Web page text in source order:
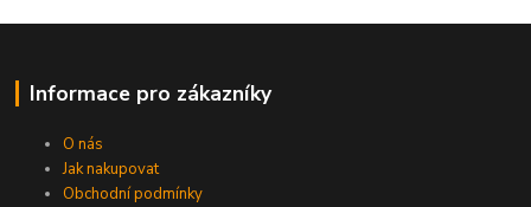
Informace pro zákazníky
O nás
Jak nakupovat
Obchodní podmínky